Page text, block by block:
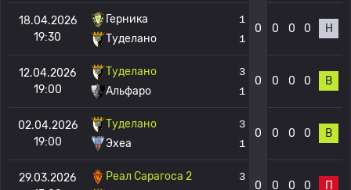
18.04.2026
19:30
Герника
Туделано
1
1
0 0 0 0 Н
12.04.2026
19:00
Туделано
Альфаро
3
1
0 0 0 0 В
02.04.2026
19:00
Туделано
Эхеа
3
1
0 0 0 0 В
29.03.2026
Реал Сарагоса 2
3
0 0 0 0 П